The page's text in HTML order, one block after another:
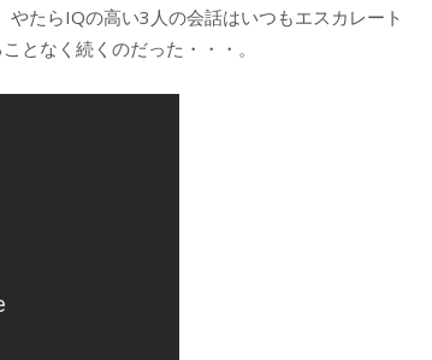
たらIQの高い3人の会話はいつもエスカレート
となく続くのだった・・・。